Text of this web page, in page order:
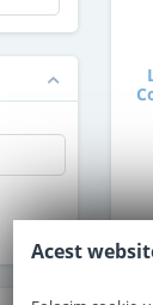
Acest